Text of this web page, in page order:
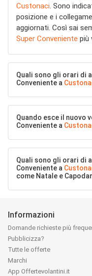
Custonaci. Sono
posizione e i
aggiornati. Così sai
Super Conveniente più
Quali sono gli orari di
Conveniente a
Quando esce il nuovo
Conveniente a
Quali sono gli orari di
Conveniente a
come Natale e
Informazioni
Domande richieste più
Pubblicizza?
Tutte le offerte
Marchi
App Offertevolantini.it